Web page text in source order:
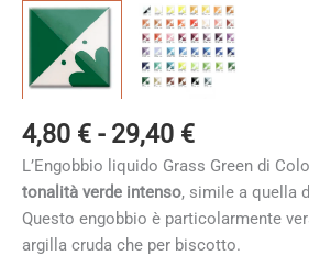
4,80 € - 29,40 €Fascia
di
prezzo:
da
4,80 €
L’Engobbio liquido Grass Green di
tonalità verde intenso, simile a quella
Questo engobbio è particolarmente
argilla cruda che per biscotto.